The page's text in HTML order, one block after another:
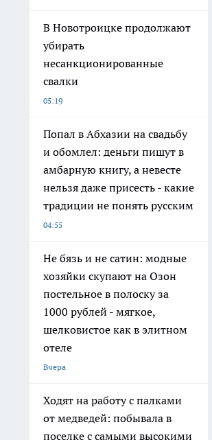
В Новотроицке продолжают
убирать
несанкционированные
свалки
05:19
Попал в Абхазии на свадьбу
и обомлел: деньги пишут в
амбарную книгу, а невесте
нельзя даже присесть - какие
традиции не понять русским
04:55
Не бязь и не сатин: модные
хозяйки скупают на Озон
постельное в полоску за
1000 рублей - мягкое,
шелковистое как в элитном
отеле
Вчера
Ходят на работу с палками
от медведей: побывала в
поселке с самыми высокими